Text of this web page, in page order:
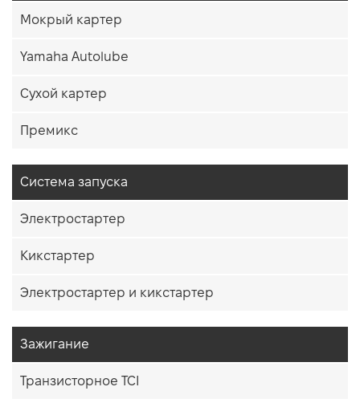
Мокрый картер
Yamaha Autolube
Сухой картер
Премикс
Система запуска
Электростартер
Кикстартер
Электростартер и кикстартер
Зажигание
Транзисторное TCI